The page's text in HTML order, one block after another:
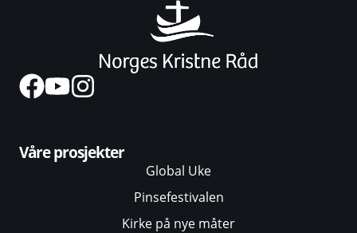
Våre prosjekter
Global Uke
Pinsefestivalen
Kirke på nye måter